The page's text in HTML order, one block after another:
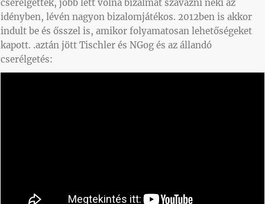
cserélgették, jobb lett volna bizalmat szavazni neki az
idényben, lévén nagyon bizalomjátékos. 2012ben is akkor
indult be és ősszel is, amikor folyamatosan lehetőségeket
kapott. .aztán jött Tischler és NGog és az állandó
cserélgetés: